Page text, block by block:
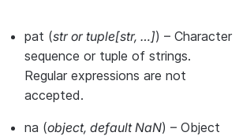
pat (strortuple[str, …]) – Character
sequence or tuple of strings.
Regular expressions are not
accepted.
na (object, default NaN) – Object